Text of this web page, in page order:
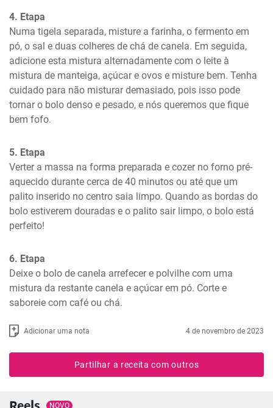
4. Etapa
Numa tigela separada, misture a farinha, o fermento em
pó, o sal e duas colheres de chá de canela. Em seguida,
adicione esta mistura alternadamente com o leite à
mistura de manteiga, açúcar e ovos e misture bem. Tenha
cuidado para não misturar demasiado, pois isso pode
tornar o bolo denso e pesado, e nós queremos que fique
bem fofo.
5. Etapa
Verter a massa na forma preparada e cozer no forno pré-
aquecido durante cerca de 40 minutos ou até que um
palito inserido no centro saia limpo. Quando as bordas do
bolo estiverem douradas e o palito sair limpo, o bolo está
perfeito!
6. Etapa
Deixe o bolo de canela arrefecer e polvilhe com uma
mistura da restante canela e açúcar em pó. Corte e
saboreie com café ou chá.
Adicionar uma nota 4 de novembro de 2023
Partilhar a receita com outros
NOVO